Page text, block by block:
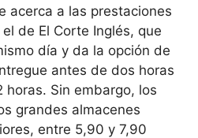
acerca a las prestaciones
de El Corte Inglés, que
día y da la opción de
antes de dos horas
horas. Sin embargo, los
grandes almacenes
entre 5,90 y 7,90